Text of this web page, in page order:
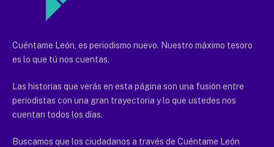
Cuéntame León, es periodismo nuevo. Nuestro máximo tesoro
es lo que tú nos cuentas.
Las historias que verás en esta página son una fusión entre
periodistas con una gran trayectoria y lo que ustedes nos
cuentan todos los días.
Buscamos que los ciudadanos a través de Cuéntame León